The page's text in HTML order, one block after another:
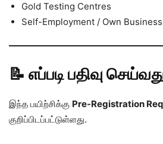
Gold Testing Centres
Self-Employment / Own Business
📝 எப்படி பதிவு
இந்த பயிற்சிக்கு Pre-Registration
குறிப்பிடப்பட்டுள்ளது.